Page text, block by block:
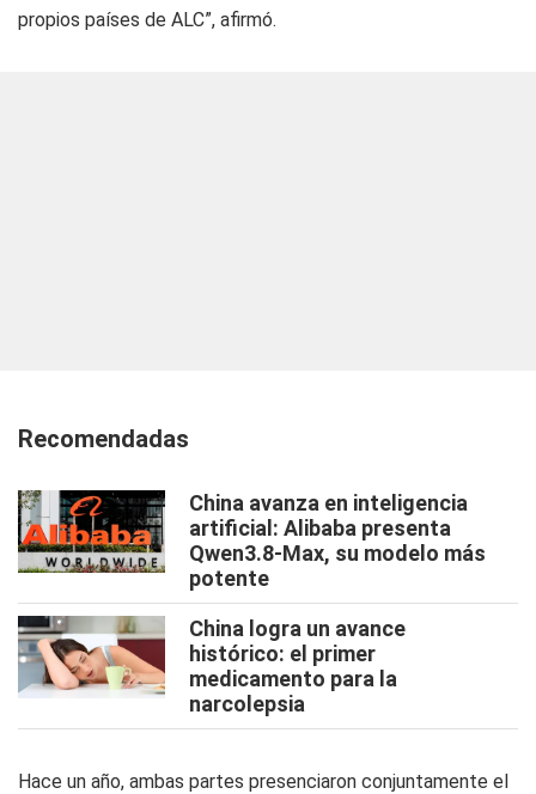
propios países de ALC”, afirmó.
Recomendadas
China avanza en inteligencia
artificial: Alibaba presenta
Qwen3.8-Max, su modelo más
potente
China logra un avance
histórico: el primer
medicamento para la
narcolepsia
Hace un año, ambas partes presenciaron conjuntamente el